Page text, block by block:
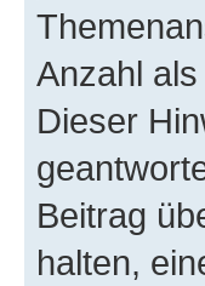
Anzahl
Dieser
Beitrag
halten,